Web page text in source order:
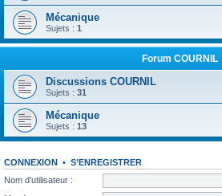
Mécanique
Sujets : 1
Forum COURNIL
Discussions COURNIL
Sujets : 31
Mécanique
Sujets : 13
CONNEXION • S’ENREGISTRER
Nom d’utilisateur :